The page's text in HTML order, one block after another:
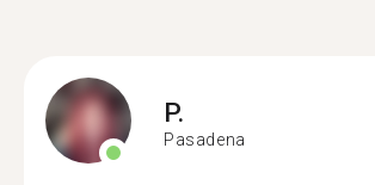
P.
Pasadena